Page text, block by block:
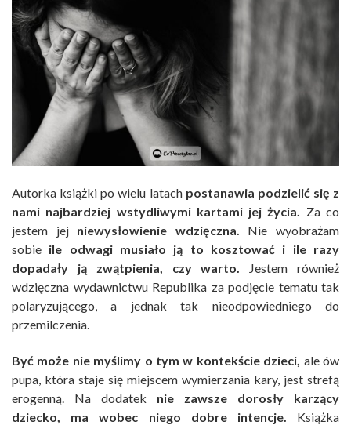
Autorka książki po wielu latach postanawia podzielić się z
nami najbardziej wstydliwymi kartami jej życia. Za co
jestem jej niewysłowienie wdzięczna. Nie wyobrażam
sobie ile odwagi musiało ją to kosztować i ile razy
dopadały ją zwątpienia, czy warto. Jestem również
wdzięczna wydawnictwu Republika za podjęcie tematu tak
polaryzującego, a jednak tak nieodpowiedniego do
przemilczenia.
Być może nie myślimy o tym w kontekście dzieci, ale ów
pupa, która staje się miejscem wymierzania kary, jest strefą
erogenną. Na dodatek nie zawsze dorosły karzący
dziecko, ma wobec niego dobre intencje. Książka